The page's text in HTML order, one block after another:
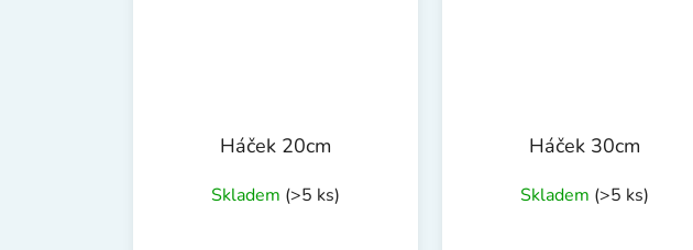
Háček 20cm
Skladem (>5 ks)
Háček 30cm
Skladem (>5 ks)